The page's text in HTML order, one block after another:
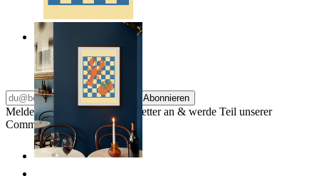
Lobster & Tomatoes
Ab
14,95 €
Abonnieren
Melde dich für unseren Newsletter an & werde Teil unserer
Community